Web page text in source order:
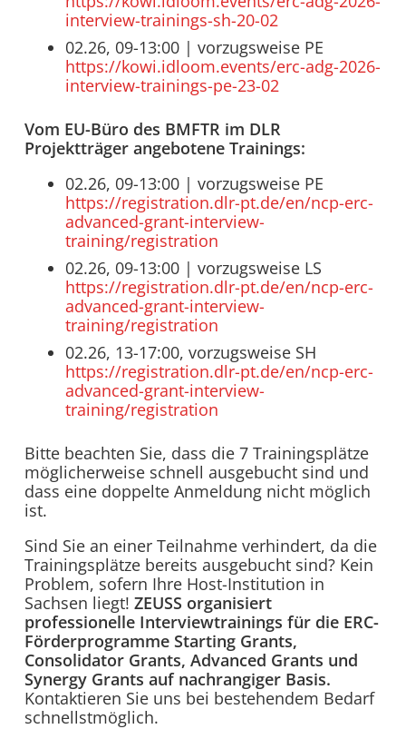
interview-trainings-sh-20-02
02.26, 09-13:00 | vorzugsweise PE
https://kowi.idloom.events/erc-adg-2026-
interview-trainings-pe-23-02
Vom EU-Büro des BMFTR im DLR
Projektträger angebotene Trainings:
02.26, 09-13:00 | vorzugsweise PE
https://registration.dlr-pt.de/en/ncp-erc-
advanced-grant-interview-
training/registration
02.26, 09-13:00 | vorzugsweise LS
https://registration.dlr-pt.de/en/ncp-erc-
advanced-grant-interview-
training/registration
02.26, 13-17:00, vorzugsweise SH
https://registration.dlr-pt.de/en/ncp-erc-
advanced-grant-interview-
training/registration
Bitte beachten Sie, dass die 7 Trainingsplätze
möglicherweise schnell ausgebucht sind und
dass eine doppelte Anmeldung nicht möglich
ist.
Sind Sie an einer Teilnahme verhindert, da die
Trainingsplätze bereits ausgebucht sind? Kein
Problem, sofern Ihre Host-Institution in
Sachsen liegt! ZEUSS organisiert
professionelle Interviewtrainings für die ERC-
Förderprogramme Starting Grants,
Consolidator Grants, Advanced Grants und
Synergy Grants auf nachrangiger Basis.
Kontaktieren Sie uns bei bestehendem Bedarf
schnellstmöglich.